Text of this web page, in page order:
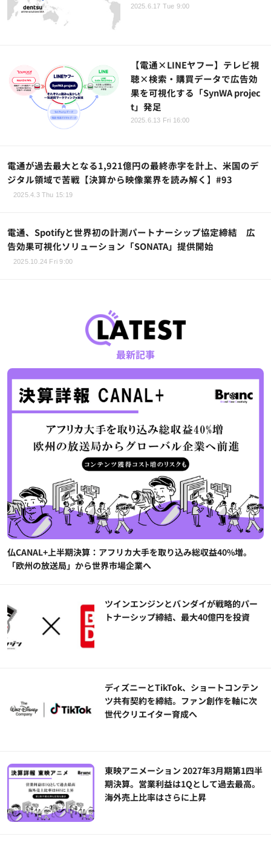
2025.6.17 Tue 9:00
【電通×LINEヤフー】テレビ視
聴×検索・購買データで広告効
果を可視化する「SynWA projec
t」発足
2025.6.13 Fri 16:00
電通が過去最大となる1,921億円の最終赤字を計上、米国のデ
ジタル領域で苦戦【決算から映像業界を読み解く】#93
2025.4.3 Thu 15:19
電通、Spotifyと世界初の計測パートナーシップ協定締結 広
告効果可視化ソリューション「SONATA」提供開始
2025.10.24 Fri 9:00
最新記事
仏CANAL+上半期決算：アフリカ大手を取り込み総収益40%増。
「欧州の放送局」から世界市場企業へ
ツインエンジンとバンダイが戦略的パー
トナーシップ締結、最大40億円を投資
ディズニーとTikTok、ショートコンテン
ツ共有契約を締結。ファン創作を軸に次
世代クリエイター育成へ
東映アニメーション 2027年3月期第1四半
期決算。営業利益は1Qとして過去最高。
海外売上比率はさらに上昇